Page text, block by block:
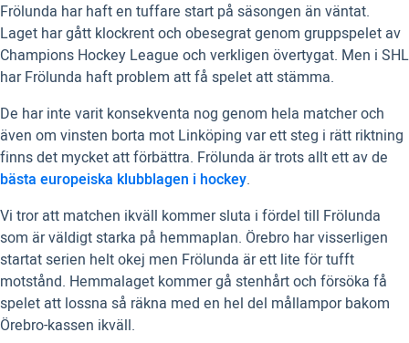
Frölunda har haft en tuffare start på säsongen än väntat.
Laget har gått klockrent och obesegrat genom gruppspelet av
Champions Hockey League och verkligen övertygat. Men i SHL
har Frölunda haft problem att få spelet att stämma.
De har inte varit konsekventa nog genom hela matcher och
även om vinsten borta mot Linköping var ett steg i rätt riktning
finns det mycket att förbättra. Frölunda är trots allt ett av de
bästa europeiska klubblagen i hockey.
Vi tror att matchen ikväll kommer sluta i fördel till Frölunda
som är väldigt starka på hemmaplan. Örebro har visserligen
startat serien helt okej men Frölunda är ett lite för tufft
motstånd. Hemmalaget kommer gå stenhårt och försöka få
spelet att lossna så räkna med en hel del mållampor bakom
Örebro-kassen ikväll.